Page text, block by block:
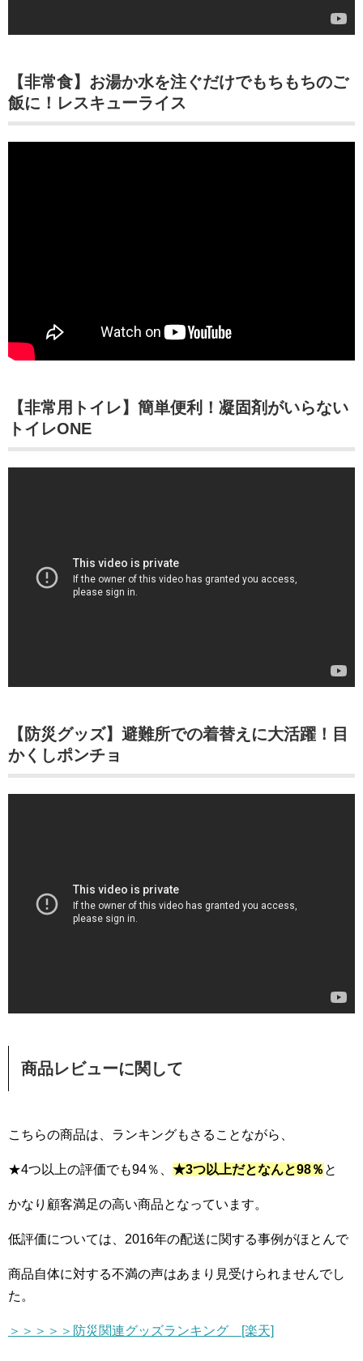
【非常食】お湯か水を注ぐだけでもちもちのご
飯に！レスキューライス
【非常用トイレ】簡単便利！凝固剤がいらない
トイレONE
【防災グッズ】避難所での着替えに大活躍！目
かくしポンチョ
商品レビューに関して
こちらの商品は、ランキングもさることながら、
★4つ以上の評価でも94％、 ★3つ以上だとなんと98％ と
かなり顧客満足の高い商品となっています。
低評価については、2016年の配送に関する事例がほとんで
商品自体に対する不満の声はあまり見受けられませんでし
た。
＞＞＞＞＞防災関連グッズランキング [楽天]